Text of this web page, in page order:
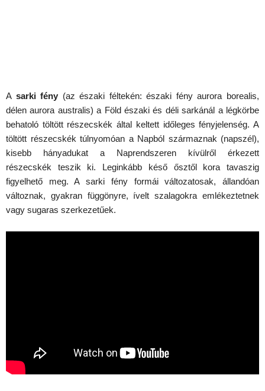
A sarki fény (az északi féltekén: északi fény aurora borealis,
délen aurora australis) a Föld északi és déli sarkánál a légkörbe
behatoló töltött részecskék által keltett időleges fényjelenség. A
töltött részecskék túlnyomóan a Napból származnak (napszél),
kisebb hányadukat a Naprendszeren kívülről érkezett
részecskék teszik ki. Leginkább késő ősztől kora tavaszig
figyelhető meg. A sarki fény formái változatosak, állandóan
változnak, gyakran függönyre, ívelt szalagokra emlékeztetnek
vagy sugaras szerkezetűek.